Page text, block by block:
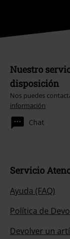
Nuestro
disposición
Nos puedes
información
Chat
Servicio
Ayuda (FAQ)
Política de
Devolver un